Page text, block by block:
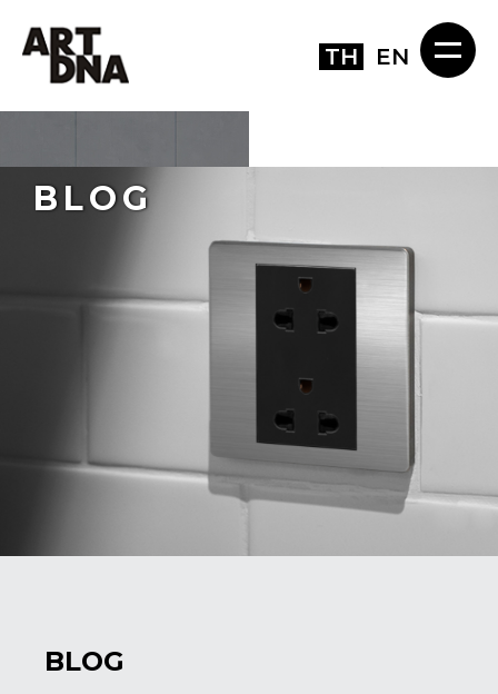
TH EN
BLOG
BLOG